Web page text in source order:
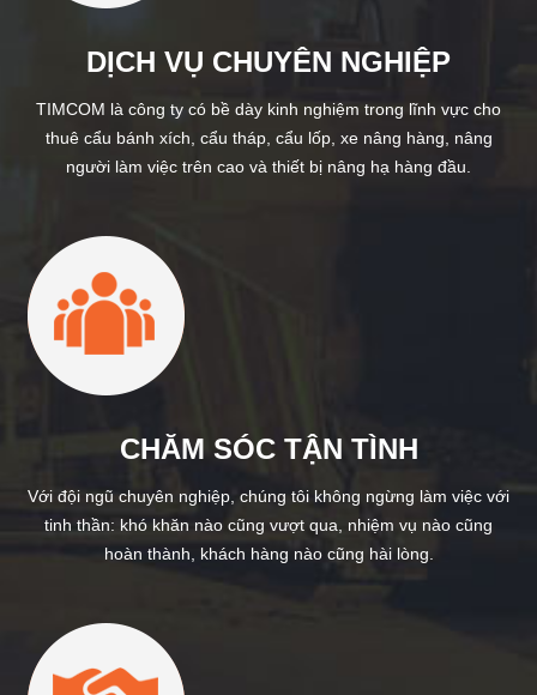
DỊCH VỤ CHUYÊN NGHIỆP
TIMCOM là công ty có bề dày kinh nghiệm trong lĩnh vực cho
thuê cẩu bánh xích, cẩu tháp, cẩu lốp, xe nâng hàng, nâng
người làm việc trên cao và thiết bị nâng hạ hàng đầu.
CHĂM SÓC TẬN TÌNH
Với đội ngũ chuyên nghiệp, chúng tôi không ngừng làm việc với
tinh thần: khó khăn nào cũng vượt qua, nhiệm vụ nào cũng
hoàn thành, khách hàng nào cũng hài lòng.